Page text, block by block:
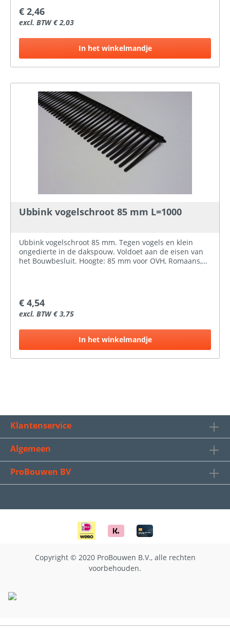
PP Montage: bevestiging op de onderste (staande)
panlat of onderpanprofiel
€ 2,46
excl. BTW € 2,03
In het winkelmandje
Ubbink vogelschroot 85 mm L=1000
Ubbink vogelschroot 85 mm. Tegen vogels en klein
ongedierte in de dakspouw. Voldoet aan de eisen van
het Bouwbesluit. Hoogte: 85 mm voor OVH, Romaans,
op de onderste (staande) panlat of onderpanprofiel
€ 4,54
excl. BTW € 3,75
In het winkelmandje
Klantenservice
Algemeen
ProBouwen BV
Copyright © 2020 ProBouwen B.V., alle rechten
voorbehouden.